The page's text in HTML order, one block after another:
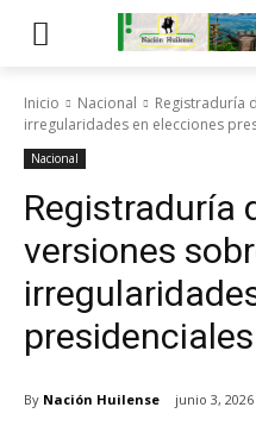
Inicio Nacional
Registraduría
irregularidades en elecciones
Nacional
Registraduría
versiones
presidenciales
By Nación Huilense junio 3, 2026